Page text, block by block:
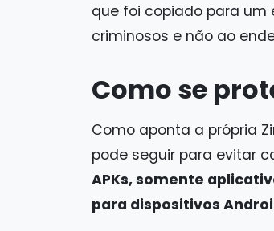
que foi copiado para um
criminosos e não ao
Como se
Como aponta a própria
pode seguir para evitar
APKs, somente
para dispositivos